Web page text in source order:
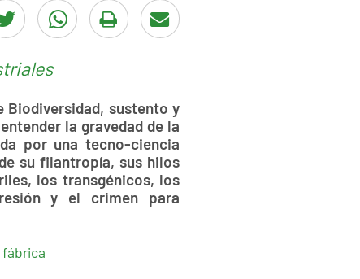
Biodiversidad, sustento y
la gravedad de la
por una tecno-ciencia
su filantropía, sus hilos
los transgénicos, los
y el crimen para